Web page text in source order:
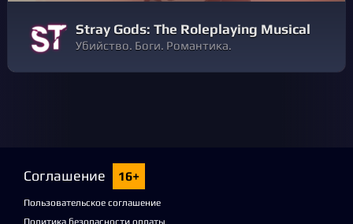
Stray Gods: The Roleplaying Musical
Убийство. Боги. Романтика.
Соглашение 16+
Пользовательское соглашение
Политика безопасности оплаты